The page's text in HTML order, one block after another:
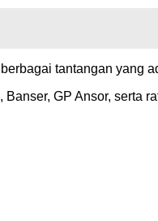
tantangan yang
GP Ansor, serta